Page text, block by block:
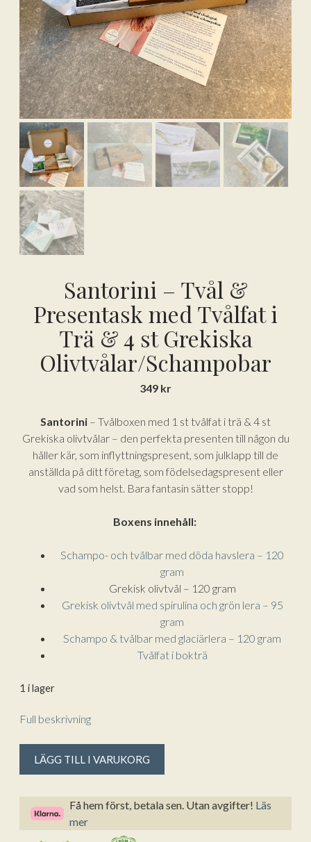
Santorini – Tvål &
Presentask med Tvålfat i
Trä & 4 st Grekiska
Olivtvålar/Schampobar
349 kr
Santorini – Tvålboxen med 1 st tvålfat i trä & 4 st
Grekiska olivtvålar – den perfekta presenten till någon du
håller kär, som inflyttningspresent, som julklapp till de
anställda på ditt företag, som födelsedagspresent eller
vad som helst. Bara fantasin sätter stopp!
Boxens innehåll:
Schampo- och tvålbar med döda havslera – 120
gram
Grekisk olivtvål – 120 gram
Grekisk olivtvål med spirulina och grön lera – 95
gram
Schampo & tvålbar med glaciärlera – 120 gram
Tvålfat i bokträ
1 i lager
Full beskrivning
Santorini
&
Presentask
med
LÄGG TILL I VARUKORG
e
Få hem först, betala sen. Utan avgifter! Läs
mer